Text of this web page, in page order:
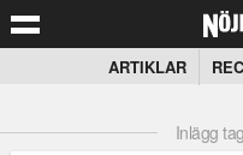
ARTIKLAR
Inlägg